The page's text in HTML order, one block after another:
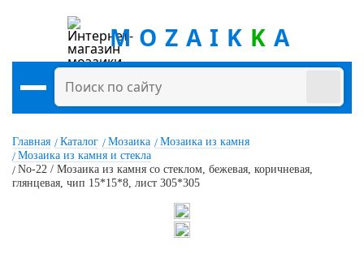
MOZAIK K A
Главная Каталог Мозаика
Мозаика из камня
Мозаика из камня и стекла
No-22 / Мозаика из камня со стеклом, бежевая, коричневая,
глянцевая, чип 15*15*8, лист 305*305